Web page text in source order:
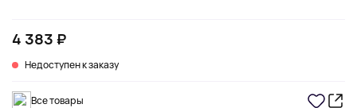
4 383 ₽
Недоступен к заказу
Все товары